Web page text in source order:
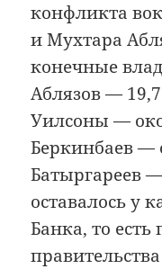
конфликта
и Мухтара
конечные
Аблязов —
Уилсоны —
Беркинбаев —
Батыргареев
оставалось у
Банка, то